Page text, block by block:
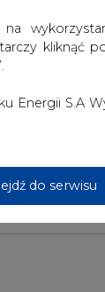
kliknąć
Energii S.A
do serwisu
narzędzi
LLM.